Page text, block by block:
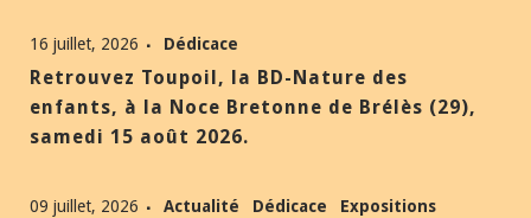
16 juillet, 2026 Dédicace
Retrouvez Toupoil, la BD-Nature des
enfants, à la Noce Bretonne de Brélès (29),
samedi 15 août 2026.
09 juillet, 2026 Actualité Dédicace Expositions